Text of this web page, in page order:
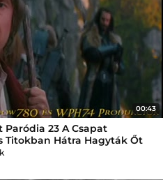
00:43
23 A Csapat
Titokban Hátra Hagyták Őt